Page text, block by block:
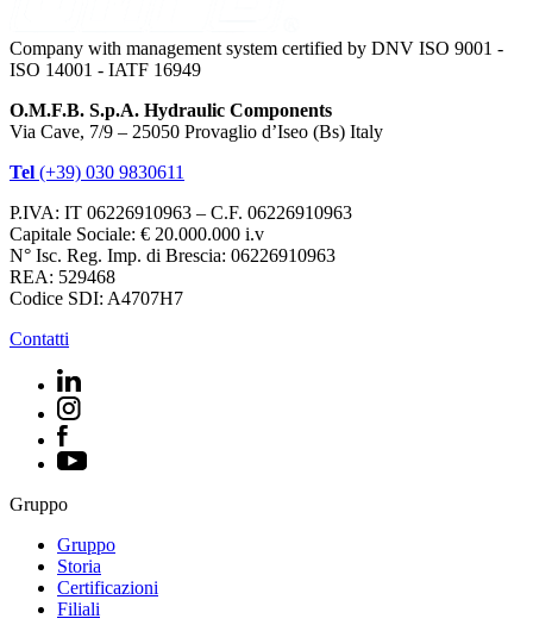
Company with management system certified by DNV ISO 9001 -
ISO 14001 - IATF 16949
O.M.F.B. S.p.A. Hydraulic Components
Via Cave, 7/9 – 25050 Provaglio d’Iseo (Bs) Italy
Tel (+39) 030 9830611
P.IVA: IT 06226910963 – C.F. 06226910963
Capitale Sociale: € 20.000.000 i.v
N° Isc. Reg. Imp. di Brescia: 06226910963
REA: 529468
Codice SDI: A4707H7
Contatti
Gruppo
Gruppo
Storia
Certificazioni
Filiali